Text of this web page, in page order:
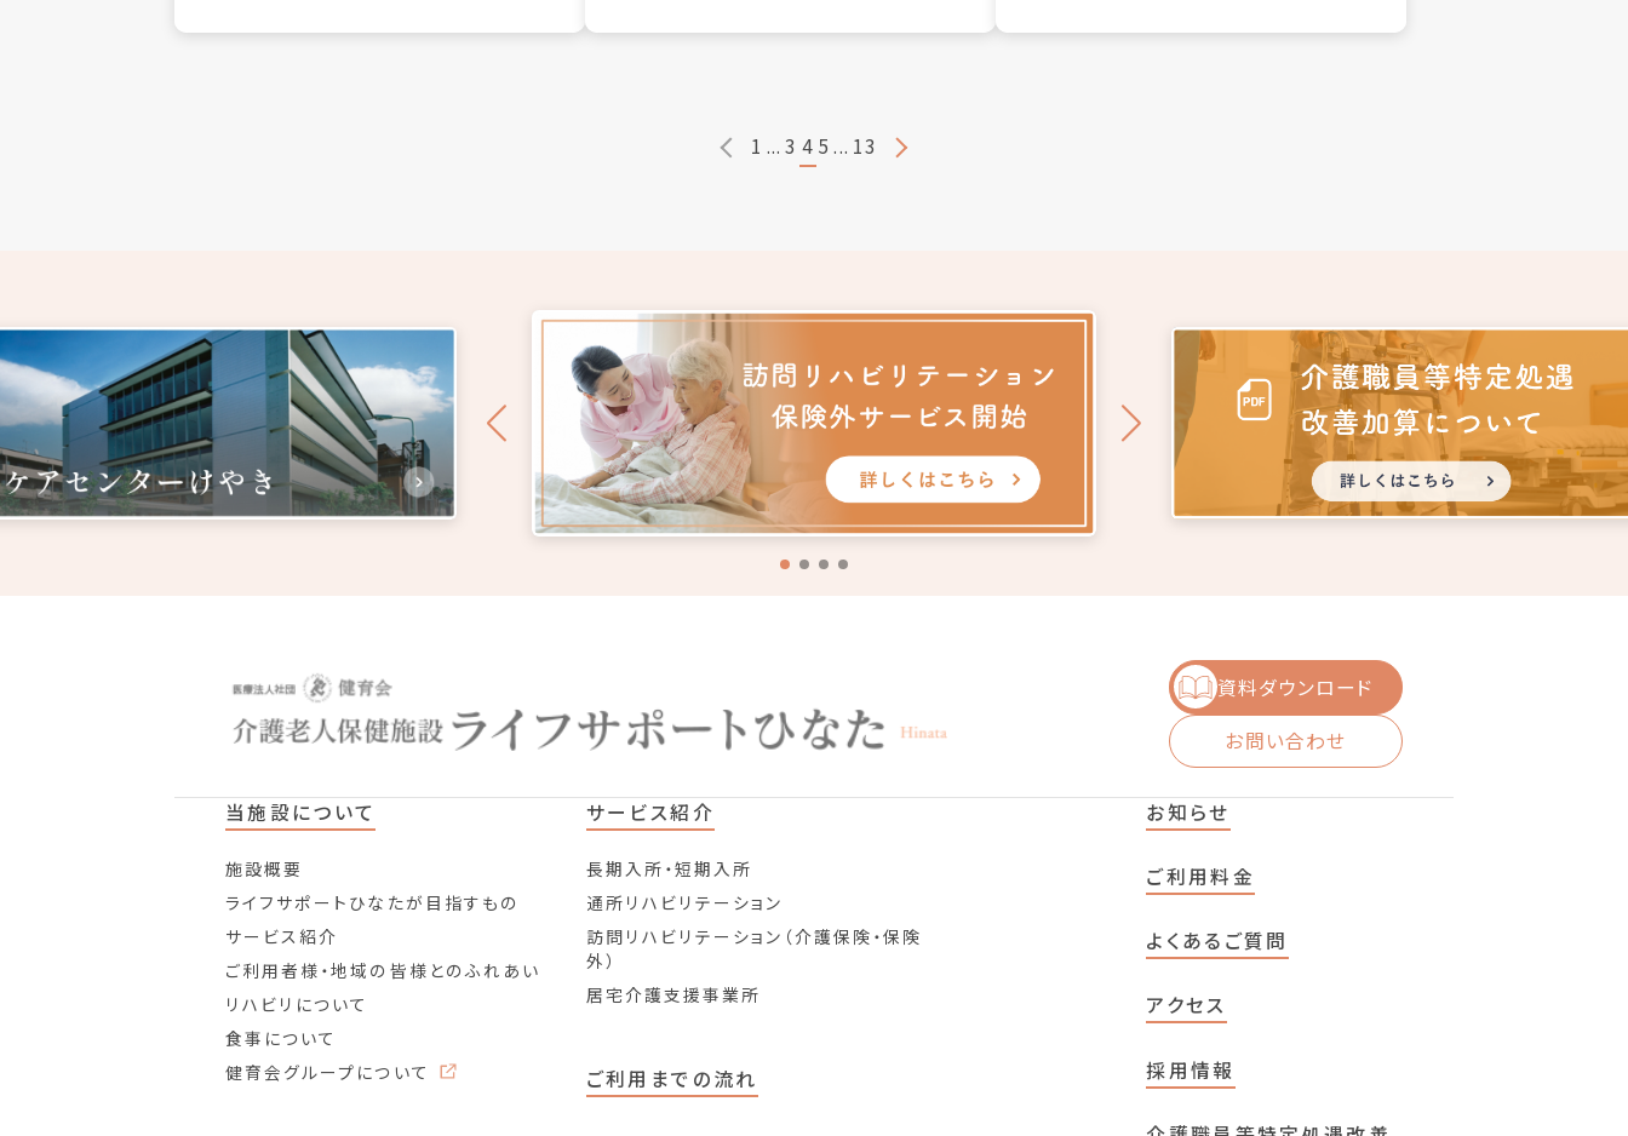
1 ... 3 4 5 ... 13
資料ダウンロード
お問い合わせ
当施設について
施設概要
ライフサポートひなたが目指すもの
サービス紹介
ご利用者様・地域の皆様とのふれあい
リハビリについて
食事について
健育会グループについて
サービス紹介
長期入所・短期入所
通所リハビリテーション
訪問リハビリテーション（介護保険・保険
外）
居宅介護支援事業所
ご利用までの流れ
お知らせ
ご利用料金
よくあるご質問
アクセス
採用情報